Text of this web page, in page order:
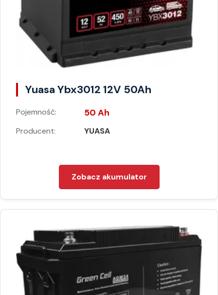
Yuasa Ybx3012 12V 50Ah
Pojemność: 50 Ah
Producent: YUASA
Zobacz akumulator